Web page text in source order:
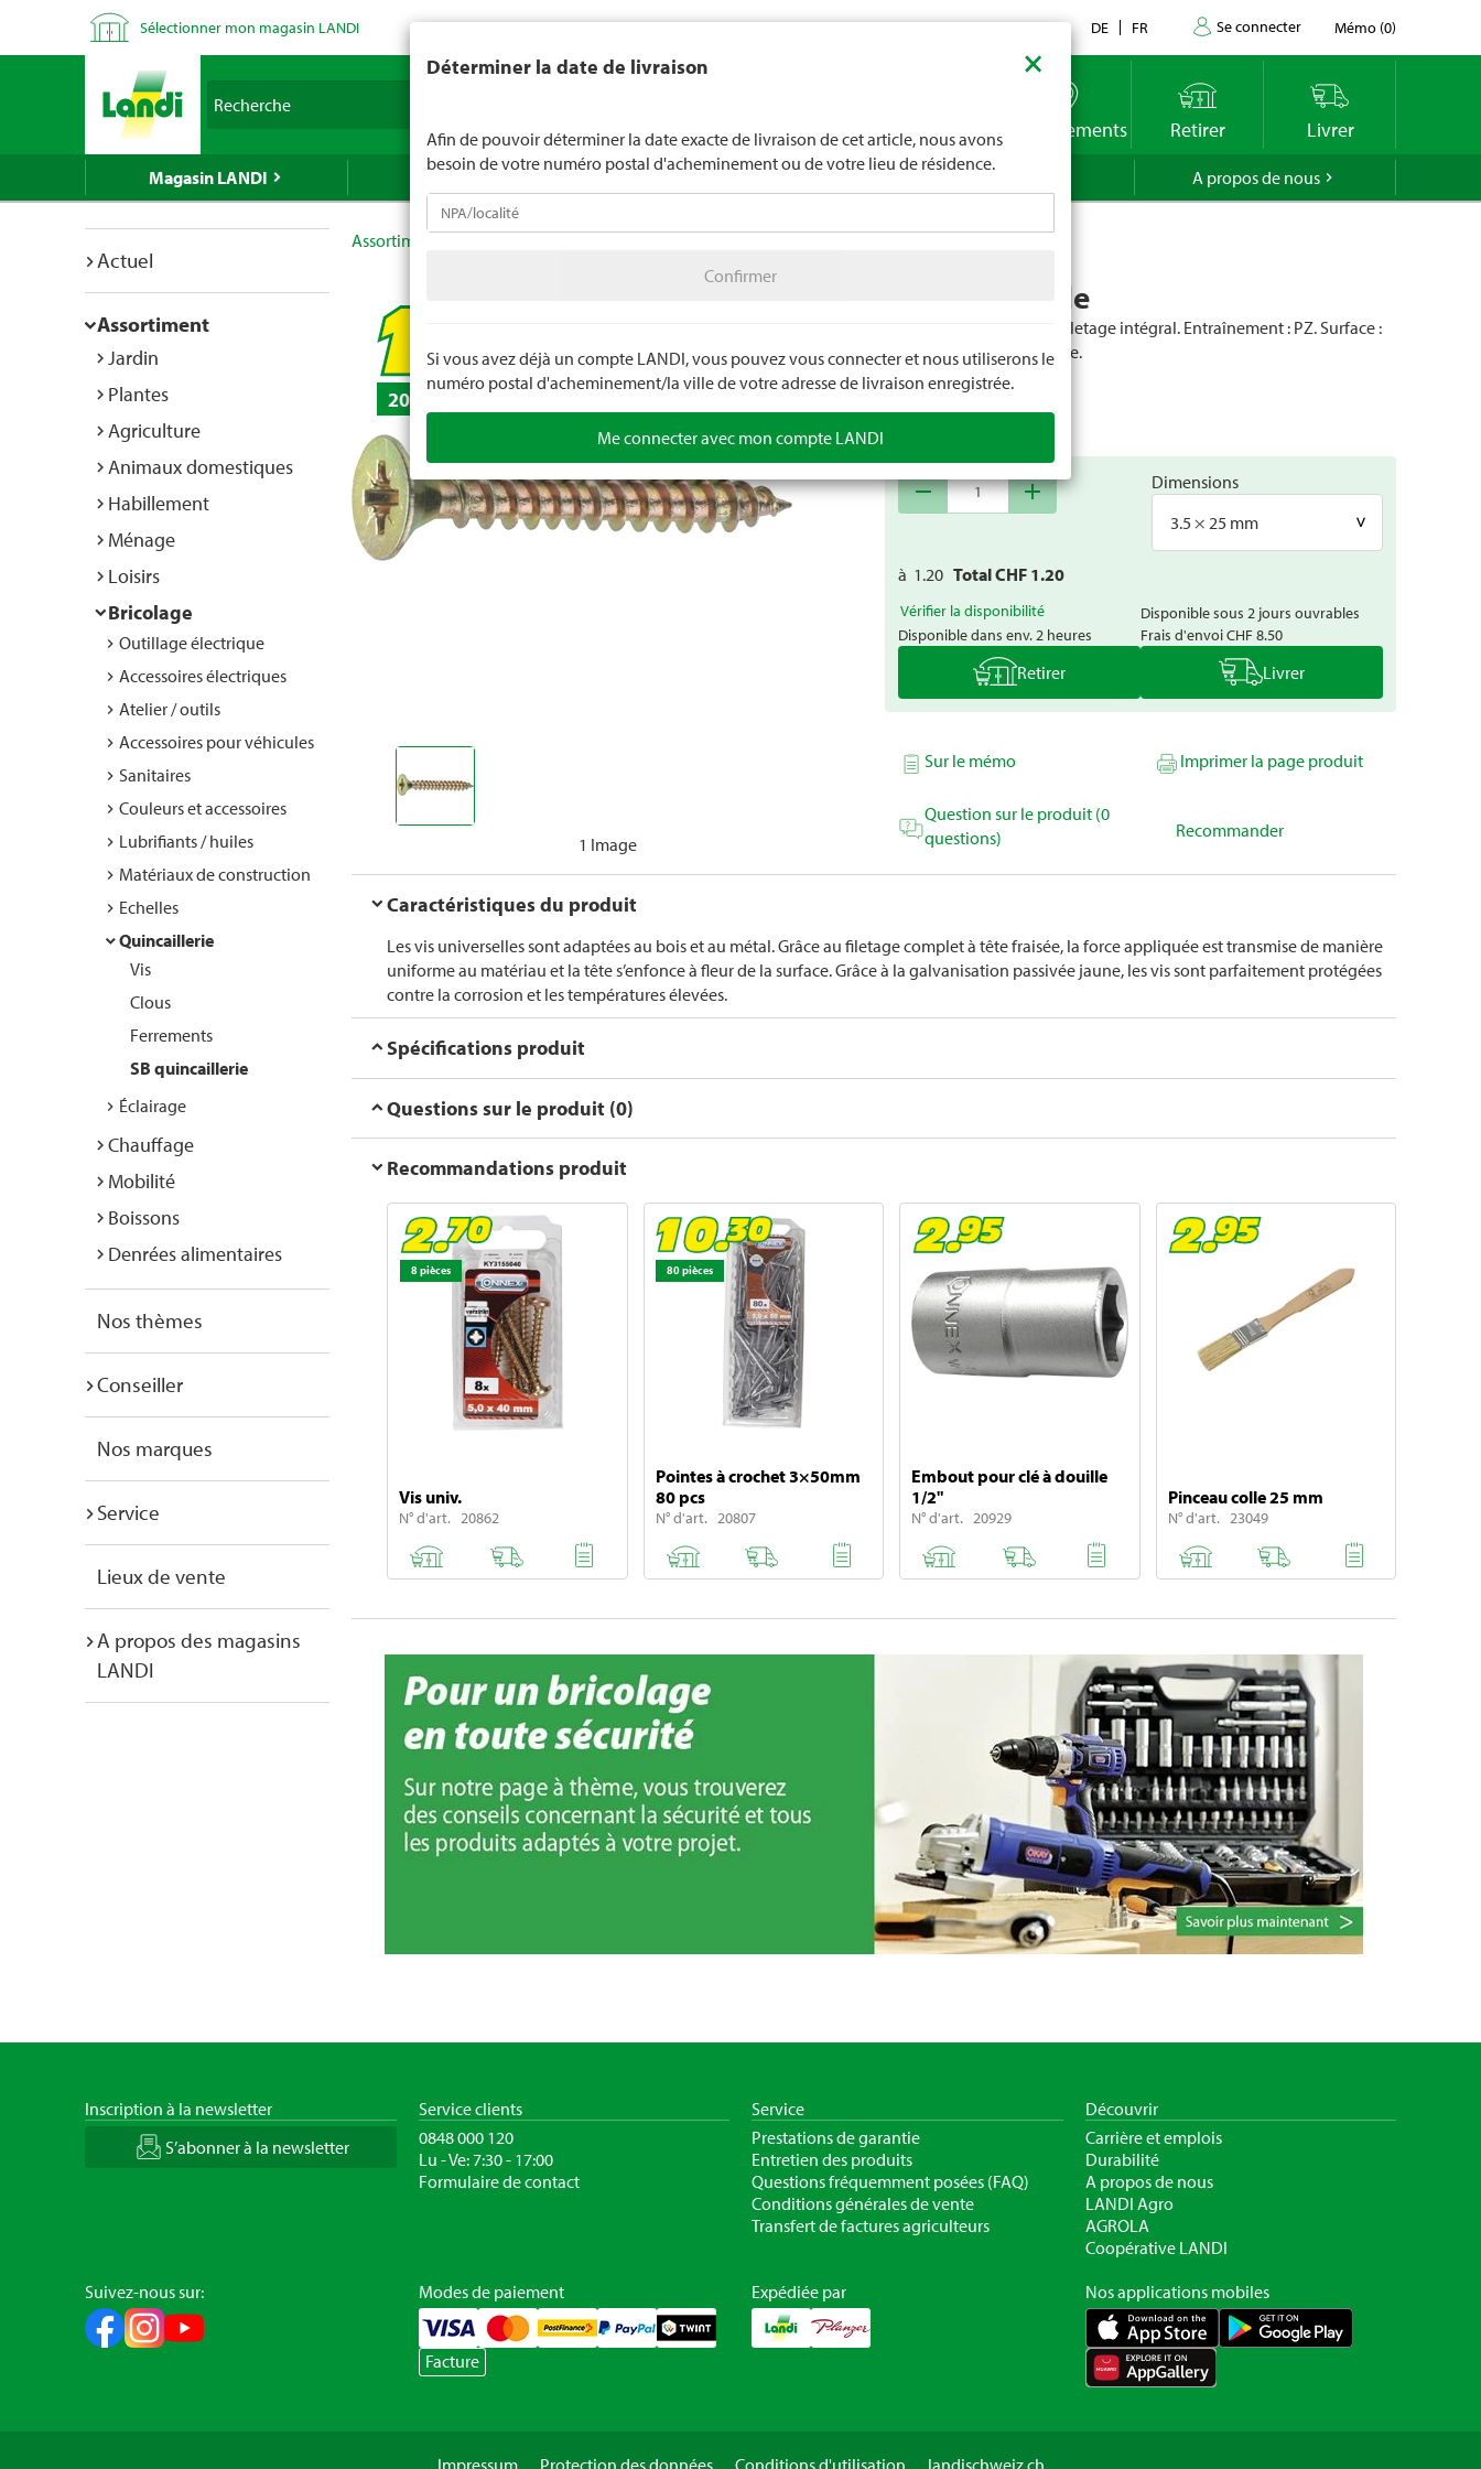
Sélectionner mon magasin LANDI Contact DE FR Se connecter Mémo (0)
LANDI Météo Emplacements Retirer Livrer
Magasin LANDI A propos de nous
Actuel
Assortiment
Jardin
Plantes
Agriculture
Animaux domestiques
Habillement
Ménage
Loisirs
Bricolage
Outillage électrique
Accessoires électriques
Atelier / outils
Accessoires pour véhicules
Sanitaires
Couleurs et accessoires
Lubrifiants / huiles
Matériaux de construction
Echelles
Quincaillerie
Vis
Clous
Ferrements
SB quincaillerie
Éclairage
Chauffage
Mobilité
Boissons
Denrées alimentaires
Nos thèmes
Conseiller
Nos marques
Service
Lieux de vente
A propos des magasins
LANDI
Assortiment
20 pièces
1 Image
Vis universelle
Pour le bois et le métal. Filetage intégral. Entraînement : PZ. Surface :
galvanisée, passivée jaune.
Numéro d'article20825
remove add
Dimensions
3.5 × 25 mm
à 1.20 Total CHF 1.20
Vérifier la disponibilité
Disponible dans env. 2 heures
Disponible sous 2 jours ouvrables
Frais d'envoiCHF 8.50
Retirer Livrer
Sur le mémo Imprimer la page produit
Question sur le produit (0
questions)
Recommander
Caractéristiques du produit
Les vis universelles sont adaptées au bois et au métal. Grâce au filetage complet à tête fraisée, la force appliquée est transmise de manière
uniforme au matériau et la tête s’enfonce à fleur de la surface. Grâce à la galvanisation passivée jaune, les vis sont parfaitement protégées
contre la corrosion et les températures élevées.
Spécifications produit
Questions sur le produit (0)
Recommandations produit
8 pièces
Vis univ.
N° d'art. 20862
80 pièces
Pointes à crochet 3×50mm
80 pcs
N° d'art. 20807
Embout pour clé à douille
1/2"
N° d'art. 20929
Pinceau colle 25 mm
N° d'art. 23049
Inscription à la newsletter
S’abonner à la newsletter
Service clients
0848 000 120
Lu - Ve: 7:30 - 17:00
Formulaire de contact
Service
Prestations de garantie
Entretien des produits
Questions fréquemment posées (FAQ)
Conditions générales de vente
Transfert de factures agriculteurs
Découvrir
Carrière et emplois
Durabilité
A propos de nous
LANDI Agro
AGROLA
Coopérative LANDI
Suivez-nous sur:
Modes de paiement
Facture
Expédiée par Nos applications mobiles
Déterminer la date de livraison ×
Afin de pouvoir déterminer la date exacte de livraison de cet article, nous avons
besoin de votre numéro postal d'acheminement ou de votre lieu de résidence.
Confirmer
Si vous avez déjà un compte LANDI, vous pouvez vous connecter et nous utiliserons le
numéro postal d'acheminement/la ville de votre adresse de livraison enregistrée.
Me connecter avec mon compte LANDI
LANDI ne vend généralement pas d'alcool aux jeunes de moins de 16 ans. La limite